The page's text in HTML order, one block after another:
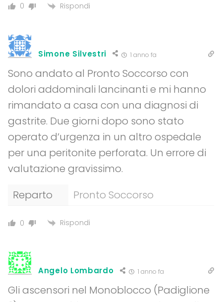
0 Rispondi
Simone Silvestri 1 anno fa
Sono andato al Pronto Soccorso con
dolori addominali lancinanti e mi hanno
rimandato a casa con una diagnosi di
gastrite. Due giorni dopo sono stato
operato d’urgenza in un altro ospedale
per una peritonite perforata. Un errore di
valutazione gravissimo.
Reparto
Pronto Soccorso
0 Rispondi
Angelo Lombardo 1 anno fa
Gli ascensori nel Monoblocco (Padiglione